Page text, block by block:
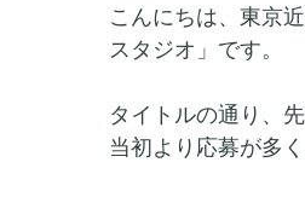
こんにちは、東京
スタジオ」です。
タイトルの通り、
当初より応募が多